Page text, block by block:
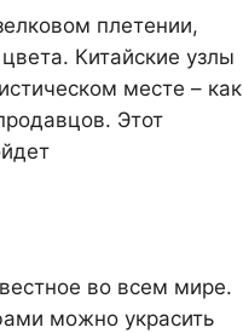
плетении,
Китайские узлы
месте – как
Этот
во всем мире.
можно украсить